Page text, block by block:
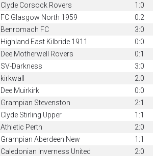
Clyde Corsock Rovers
1:0
FC Glasgow North 1959
0:2
Benromach FC
3:0
Highland East Kilbride 1911
0:0
Dee Motherwell Rovers
0:1
SV-Darkness
3:0
kirkwall
2:0
Dee Muirkirk
0:0
Grampian Stevenston
2:1
Clyde Stirling Upper
1:1
Athletic Perth
2:0
Grampian Aberdeen New
1:1
Caledonian Inverness United
2:0